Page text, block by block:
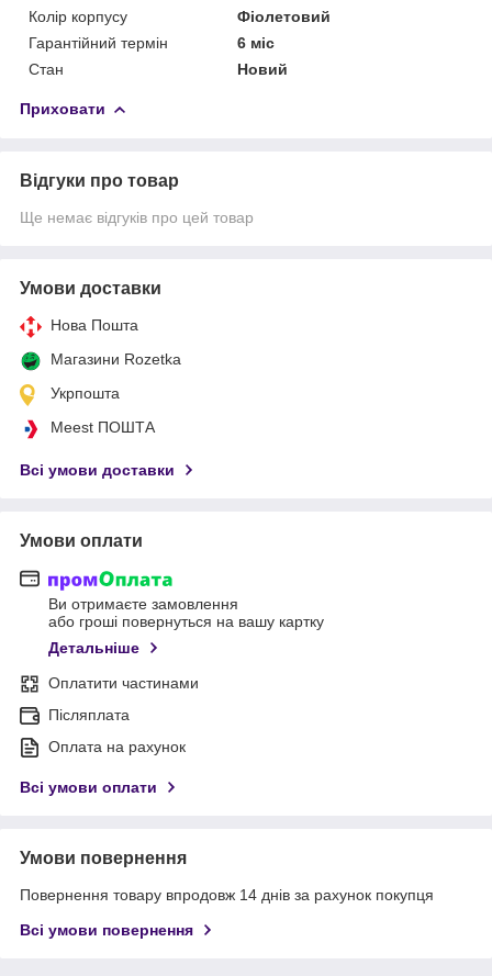
Колір корпусу
Фіолетовий
Гарантійний термін
6 міс
Стан
Новий
Приховати
Відгуки про товар
Ще немає відгуків про цей товар
Умови доставки
Нова Пошта
Магазини Rozetka
Укрпошта
Meest ПОШТА
Всі умови доставки
Умови оплати
Ви отримаєте замовлення
або гроші повернуться на вашу картку
Детальніше
Оплатити частинами
Післяплата
Оплата на рахунок
Всі умови оплати
Умови повернення
Повернення товару впродовж 14 днів за рахунок покупця
Всі умови повернення